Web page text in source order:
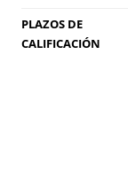
PLAZOS DE
CALIFICACIÓN